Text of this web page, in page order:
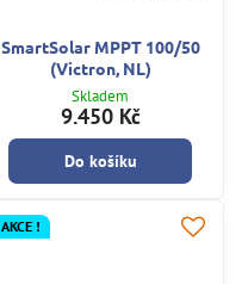
SmartSolar MPPT 100/50
(Victron, NL)
Skladem
9.450 Kč
Do košíku
AKCE !